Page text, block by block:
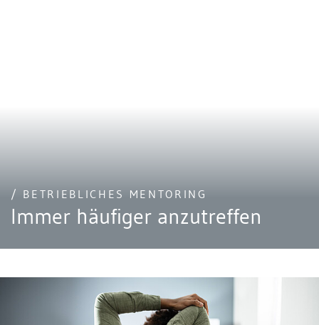
/ BETRIEBLICHES MENTORING
Immer häufiger anzutreffen